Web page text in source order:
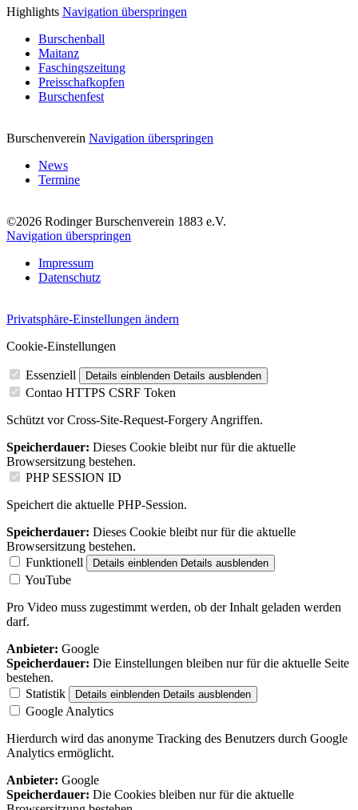
Highlights Navigation überspringen
Burschenball
Maitanz
Faschingszeitung
Preisschafkopfen
Burschenfest
Burschenverein Navigation überspringen
News
Termine
©2026 Rodinger Burschenverein 1883 e.V.
Navigation überspringen
Impressum
Datenschutz
Privatsphäre-Einstellungen ändern
Cookie-Einstellungen
Essenziell Details einblenden Details ausblenden
Contao HTTPS CSRF Token
Schützt vor Cross-Site-Request-Forgery Angriffen.
Speicherdauer: Dieses Cookie bleibt nur für die aktuelle
Browsersitzung bestehen.
PHP SESSION ID
Speichert die aktuelle PHP-Session.
Speicherdauer: Dieses Cookie bleibt nur für die aktuelle
Browsersitzung bestehen.
Funktionell
Details einblenden Details ausblenden
YouTube
Pro Video muss zugestimmt werden, ob der Inhalt geladen werden
darf.
Anbieter: Google
Speicherdauer: Die Einstellungen bleiben nur für die aktuelle Seite
bestehen.
Statistik
Details einblenden Details ausblenden
Google Analytics
Hierdurch wird das anonyme Tracking des Benutzers durch Google
Analytics ermöglicht.
Anbieter: Google
Speicherdauer: Die Cookies bleiben nur für die aktuelle